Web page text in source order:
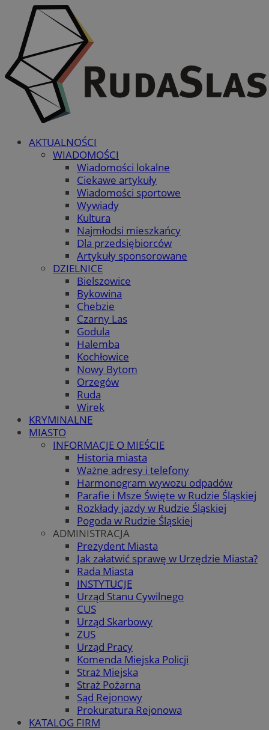
AKTUALNOŚCI
WIADOMOŚCI
Wiadomości lokalne
Ciekawe artykuły
Wiadomości sportowe
Wywiady
Kultura
Najmłodsi mieszkańcy
Dla przedsiębiorców
Artykuły sponsorowane
DZIELNICE
Bielszowice
Bykowina
Chebzie
Czarny Las
Godula
Halemba
Kochłowice
Nowy Bytom
Orzegów
Ruda
Wirek
KRYMINALNE
MIASTO
INFORMACJE O MIEŚCIE
Historia miasta
Ważne adresy i telefony
Harmonogram wywozu odpadów
Parafie i Msze Święte w Rudzie Śląskiej
Rozkłady jazdy w Rudzie Śląskiej
Pogoda w Rudzie Śląskiej
ADMINISTRACJA
Prezydent Miasta
Jak załatwić sprawę w Urzędzie Miasta?
Rada Miasta
INSTYTUCJE
Urząd Stanu Cywilnego
CUS
Urząd Skarbowy
ZUS
Urząd Pracy
Komenda Miejska Policji
Straż Miejska
Straż Pożarna
Sąd Rejonowy
Prokuratura Rejonowa
KATALOG FIRM